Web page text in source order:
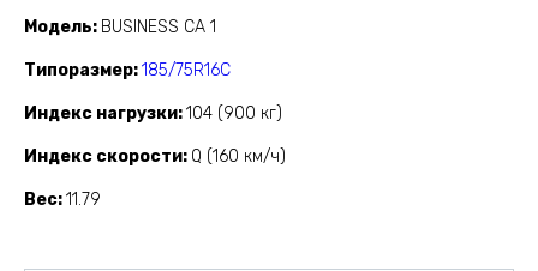
Модель BUSINESS CA 1
Типоразмер 185/75R16C
Индекс нагрузки 104 (900 кг)
Индекс скорости Q (160 км/ч)
Вес 11.79